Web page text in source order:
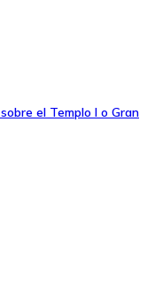
el Templo I o Gran